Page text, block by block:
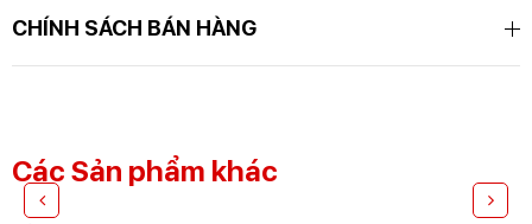
CHÍNH SÁCH BÁN HÀNG
Các Sản phẩm khác